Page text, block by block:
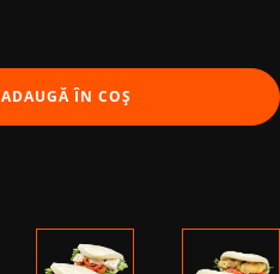
ADAUGĂ ÎN COȘ